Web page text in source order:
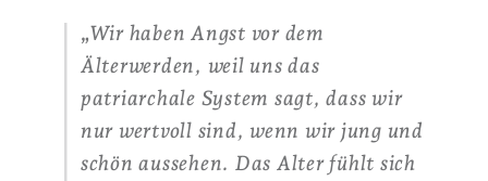
„Wir haben Angst vor dem
Älterwerden, weil uns das
patriarchale System sagt, dass wir
nur wertvoll sind, wenn wir jung und
schön aussehen. Das Alter fühlt sich